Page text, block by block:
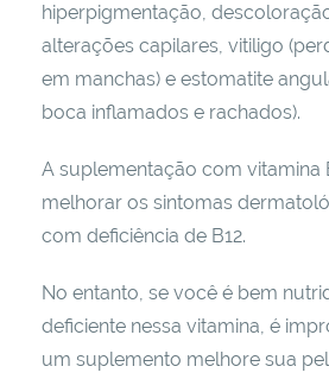
hiperpigmentação,
alterações capilares, vitiligo
em manchas) e estomatite
boca inflamados e rachados).
A suplementação com vitamina
melhorar os sintomas
com deficiência de B12.
No entanto, se você é bem
deficiente nessa vitamina, é
um suplemento melhore sua